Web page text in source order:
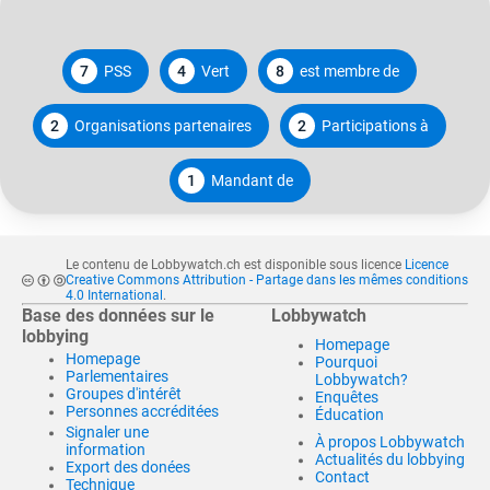
7 PSS 4 Vert 8 est membre de
2 Organisations partenaires 2 Participations à
1 Mandant de
Le contenu de Lobbywatch.ch est disponible sous licence Licence
Creative Commons Attribution - Partage dans les mêmes conditions
4.0 International .
Base des données sur le
lobbying
Homepage
Parlementaires
Groupes d'intérêt
Personnes accréditées
Signaler une
information
Export des donées
Technique
Lobbywatch
Homepage
Pourquoi
Lobbywatch?
Enquêtes
Éducation
À propos Lobbywatch
Actualités du lobbying
Contact